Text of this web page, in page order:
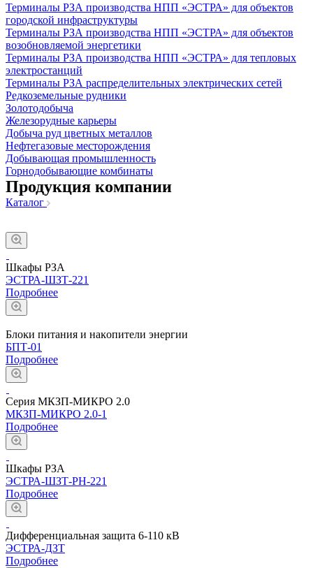
Терминалы РЗА производства НПП «ЭСТРА» для объектов
городской инфраструктуры
Терминалы РЗА производства НПП «ЭСТРА» для объектов
возобновляемой энергетики
Терминалы РЗА производства НПП «ЭСТРА» для тепловых
электростанций
Терминалы РЗА распределительных электрических сетей
Редкоземельные рудники
Золотодобыча
Железорудные карьеры
Добыча руд цветных металлов
Нефтегазовые месторождения
Добывающая промышленность
Горнодобывающие комбинаты
Продукция компании
Каталог
Шкафы РЗА
ЭСТРА-ШЗТ-221
Подробнее
Блоĸи питания и наĸопители энергии
БПТ-01
Подробнее
Серия МКЗП-МИКРО 2.0
МКЗП-МИКРО 2.0-1
Подробнее
Шкафы РЗА
ЭСТРА-ШЗТ-РН-221
Подробнее
Дифференциальная защита 6-110 кВ
ЭСТРА-ДЗТ
Подробнее